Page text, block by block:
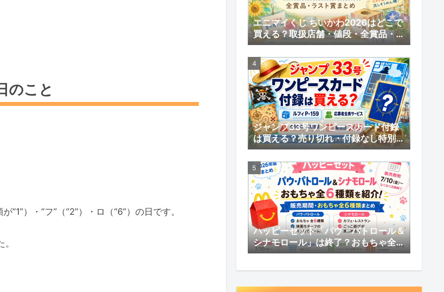
のこと
）・“フ”（“2”）・ロ（“6”）の日です。
エニマイくじ ちいかわ2026はどこで
買える？取扱店舗・値段・全賞品・ラ
スト賞まとめ
ジャンプ33号ワンピースカード付録
は買える？売り切れ・付録なし特別版
の受注販売・応募者全員サービスまと
め
ハッピーセット「パウ・パトロール＆
シナモロール」は終了？おもちゃ全6
種類・販売期間まとめ